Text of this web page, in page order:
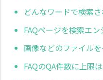
どんなワードで検索
FAQページを検索エ
画像などのファイル
FAQのQA件数に上限